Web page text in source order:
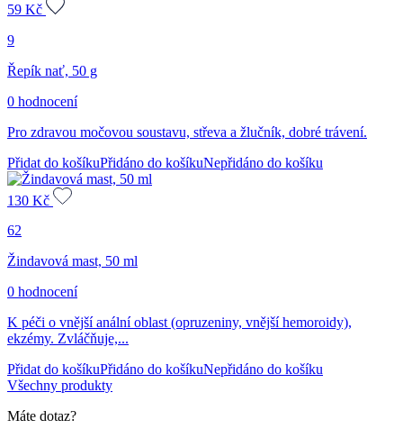
59 Kč
9
Řepík nať, 50 g
0 hodnocení
Pro zdravou močovou soustavu, střeva a žlučník, dobré trávení.
Přidat do košíkuPřidáno do košíkuNepřidáno do košíku
130 Kč
62
Žindavová mast, 50 ml
0 hodnocení
K péči o vnější anální oblast (opruzeniny, vnější hemoroidy),
ekzémy. Zvláčňuje,...
Přidat do košíkuPřidáno do košíkuNepřidáno do košíku
Všechny produkty
Máte dotaz?